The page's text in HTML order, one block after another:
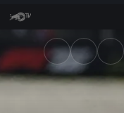
2025: